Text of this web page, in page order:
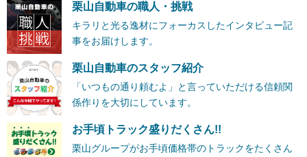
栗山自動車の職人・挑戦
キラリと光る逸材にフォーカスしたインタビュー記
事をお届けします。
栗山自動車のスタッフ紹介
「いつもの通り頼むよ」と言っていただける信頼関
係作りを大切にしています。
お手頃トラック盛りだくさん!!
栗山グループがお手頃価格帯のトラックをたくさん